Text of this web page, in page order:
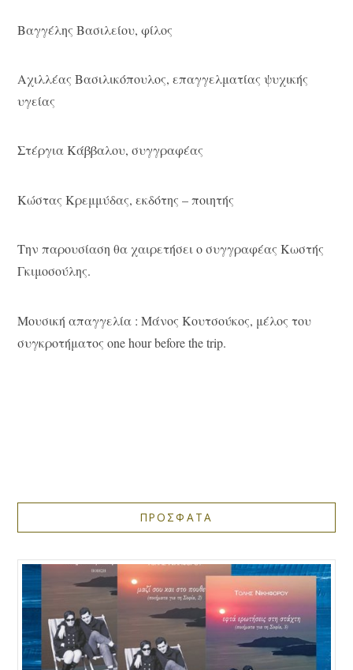
Βαγγέλης Βασιλείου, φίλος
Αχιλλέας Βασιλικόπουλος, επαγγελματίας ψυχικής
υγείας
Στέργια Κάββαλου, συγγραφέας
Κώστας Κρεμμύδας, εκδότης – ποιητής
Την παρουσίαση θα χαιρετήσει ο συγγραφέας Κωστής
Γκιμοσούλης.
Μουσική απαγγελία : Μάνος Κουτσούκος, μέλος του
συγκροτήματος one hour before the trip.
ΠΡΟΣΦΑΤΑ